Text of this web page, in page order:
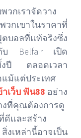
วกเราจัดวาง
เขาในราคาที่
บอลที่แท้จริงซึ่ง
กับ Belfair เปิด
งปี ตลอดเวลา
ม้แต่ประเทศ
าเว็บ ฟัน88 อย่าง
งที่คุณต้องการดู
ดีและสร้าง
งเหล่านี้อาจเป็น